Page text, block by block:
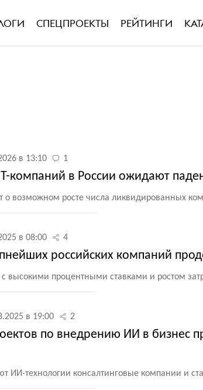
СПЕЦПРОЕКТЫ РЕЙТИНГИ
в 13:10 1
компаний в России ожидают
о возможном росте числа ликвидированных
в 08:00 4
российских компаний
высокими процентными ставками и ростом
в 19:00 2
по внедрению ИИ в бизнес
ИИ-технологии консалтинговые компании и